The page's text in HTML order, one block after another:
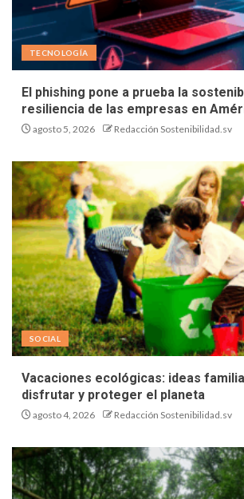
TECNOLOGÍA
El phishing pone a prueba la
resiliencia de las empresas en
agosto 5, 2026 Redacción Sostenibilidad.sv
SOCIAL
Vacaciones ecológicas: ideas
disfrutar y proteger el planeta
agosto 4, 2026 Redacción Sostenibilidad.sv